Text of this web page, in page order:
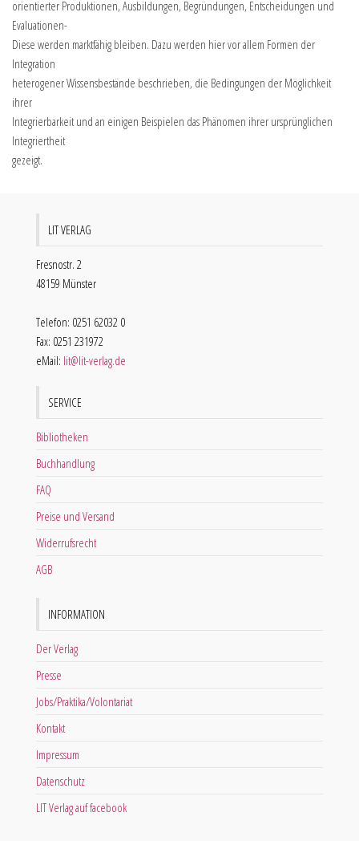
orientierter Produktionen, Ausbildungen, Begründungen, Entscheidungen und
Evaluationen-
Diese werden marktfähig bleiben. Dazu werden hier vor allem Formen der
Integration
heterogener Wissensbestände beschrieben, die Bedingungen der Möglichkeit
ihrer
Integrierbarkeit und an einigen Beispielen das Phänomen ihrer ursprünglichen
Integriertheit
gezeigt.
LIT VERLAG
Fresnostr. 2
48159 Münster
Telefon: 0251 62032 0
Fax: 0251 231972
eMail: lit@lit-verlag.de
SERVICE
Bibliotheken
Buchhandlung
FAQ
Preise und Versand
Widerrufsrecht
AGB
INFORMATION
Der Verlag
Presse
Jobs/Praktika/Volontariat
Kontakt
Impressum
Datenschutz
LIT Verlag auf facebook